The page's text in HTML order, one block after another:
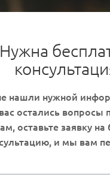
Нужна